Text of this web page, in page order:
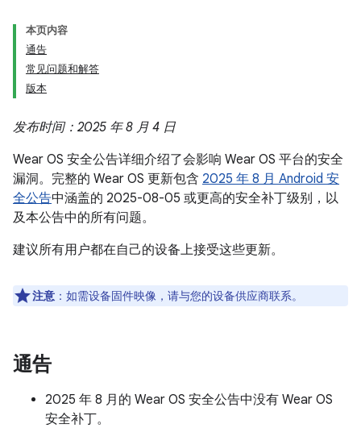
本页内容
通告
常见问题和解答
版本
发布时间：2025 年 8 月 4 日
Wear OS 安全公告详细介绍了会影响 Wear OS 平台的安全
漏洞。完整的 Wear OS 更新包含 2025 年 8 月 Android 安
全公告中涵盖的 2025-08-05 或更高的安全补丁级别，以
及本公告中的所有问题。
建议所有用户都在自己的设备上接受这些更新。
注意 ：如需设备固件映像，请与您的设备供应商联系。
通告
2025 年 8 月的 Wear OS 安全公告中没有 Wear OS
安全补丁。